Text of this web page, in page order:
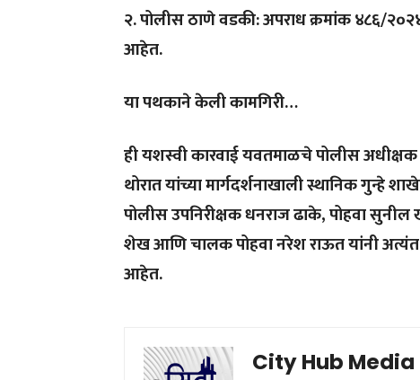
२. पोलीस ठाणे वडकी: अपराध क्रमांक ४८६/
आहेत.
या पथकाने केली कामगिरी…
ही यशस्वी कारवाई यवतमाळचे पोलीस अधीक्षक
थोरात यांच्या मार्गदर्शनाखाली स्थानिक गुन्हे
पोलीस उपनिरीक्षक धनराज ढाके, पोहवा
शेख आणि चालक पोहवा नरेश राऊत यांनी अत्यंत
आहेत.
City Hub Media